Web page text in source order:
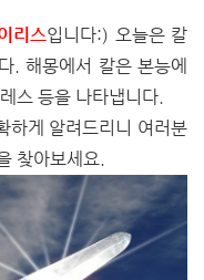
리스입니다:) 오늘은 칼
. 해몽에서 칼은 본능에
스 등을 나타냅니다.
하게 알려드리니 여러분
찾아보세요.